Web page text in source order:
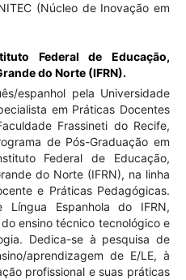
(Núcleo de Inovação em
Federal de Educação,
do Norte (IFRN).
espanhol pela Universidade
em Práticas Docentes
Frassineti do Recife,
de Pós-Graduação em
Federal de Educação,
do Norte (IFRN), na linha
e Práticas Pedagógicas.
Língua Espanhola do IFRN,
ensino técnico tecnológico e
Dedica-se à pesquisa de
aprendizagem de E/LE, à
profissional e suas práticas